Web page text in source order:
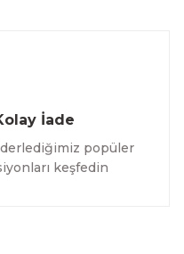
İade
popüler
keşfedin